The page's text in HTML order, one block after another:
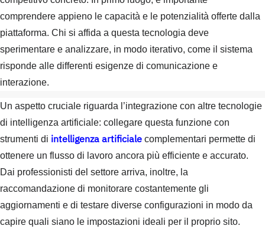
comprendere appieno le capacità e le potenzialità offerte dalla
piattaforma. Chi si affida a questa tecnologia deve
sperimentare e analizzare, in modo iterativo, come il sistema
risponde alle differenti esigenze di comunicazione e
interazione.
Un aspetto cruciale riguarda l’integrazione con altre tecnologie
di intelligenza artificiale: collegare questa funzione con
strumenti di intelligenza artificiale complementari permette di
ottenere un flusso di lavoro ancora più efficiente e accurato.
Dai professionisti del settore arriva, inoltre, la
raccomandazione di monitorare costantemente gli
aggiornamenti e di testare diverse configurazioni in modo da
capire quali siano le impostazioni ideali per il proprio sito.